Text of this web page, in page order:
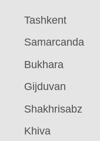
Tashkent
Samarcanda
Bukhara
Gijduvan
Shakhrisabz
Khiva